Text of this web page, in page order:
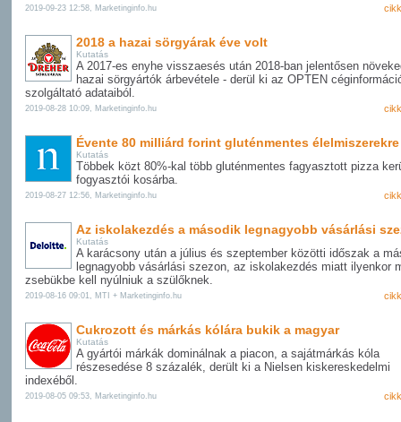
2019-09-23 12:58, Marketinginfo.hu
2018 a hazai sörgyárak éve volt
Kutatás
A 2017-es enyhe visszaesés után 2018-ban jelentősen
hazai sörgyártók árbevétele - derül ki az OPTEN
szolgáltató adataiból.
2019-08-28 10:09, Marketinginfo.hu
Évente 80 milliárd forint gluténmentes élelmiszerekre
Kutatás
Többek közt 80%-kal több gluténmentes fagyasztott pizza
fogyasztói kosárba.
2019-08-27 12:56, Marketinginfo.hu
Az iskolakezdés a második legnagyobb vásárlási
Kutatás
A karácsony után a július és szeptember közötti időszak a
legnagyobb vásárlási szezon, az iskolakezdés miatt ilyenkor
zsebükbe kell nyúlniuk a szülőknek.
2019-08-16 09:01, MTI + Marketinginfo.hu
Cukrozott és márkás kólára bukik a magyar
Kutatás
A gyártói márkák dominálnak a piacon, a sajátmárkás kóla
részesedése 8 százalék, derült ki a Nielsen kiskereskedelmi
indexéből.
2019-08-05 09:53, Marketinginfo.hu